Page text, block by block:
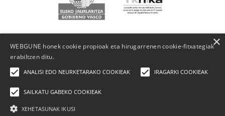
WEBGUNE honek cookie propioak eta hirugarrenen cookie-fitxategiak
erabiltzen ditu.
ANALISI EDO NEURKETARAKO COOKIEAK IRAGARKI COOKIEAK
SAILKATU GABEKO COOKIEAK
XEHETASUNAK IKUSI
×